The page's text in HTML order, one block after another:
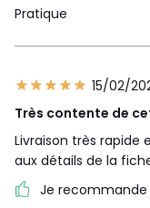
Pratique
15/02/
Très contente de
Livraison très rapide
aux détails de la
Je